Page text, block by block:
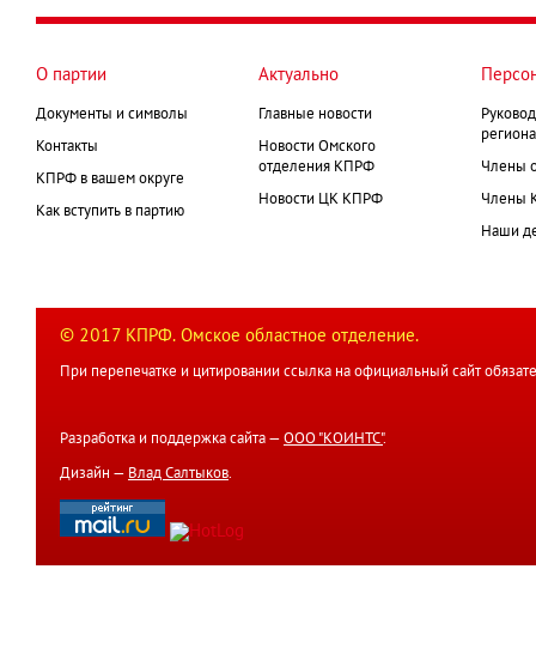
О партии
Документы и символы
Контакты
КПРФ в вашем округе
Как вступить в партию
Актуально
Главные новости
Новости Омского
отделения КПРФ
Новости ЦК КПРФ
Члены
Члены
Наши
© 2017 КПРФ. Омское областное отделение.
При перепечатке и цитировании ссылка на официальный сайт
Разработка и поддержка сайта — ООО "КОИНТС".
Дизайн — Влад Салтыков.